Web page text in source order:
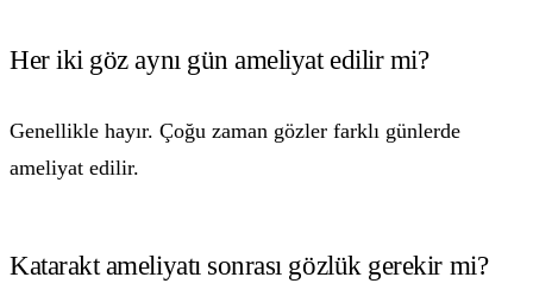
Her iki göz aynı gün ameliyat edilir mi?
Genellikle hayır. Çoğu zaman gözler farklı günlerde
ameliyat edilir.
Katarakt ameliyatı sonrası gözlük gerekir mi?